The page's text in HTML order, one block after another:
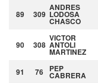
89 309
ANDRES
LODOSA
CHASCO
90 308
VICTOR
ANTOLI
MARTINEZ
91 76 PEP
CABRERA